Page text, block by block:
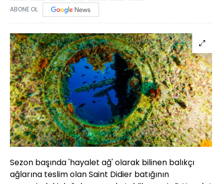
ABONE OL
Sezon başında 'hayalet ağ' olarak bilinen balıkçı
ağlarına teslim olan Saint Didier batığının